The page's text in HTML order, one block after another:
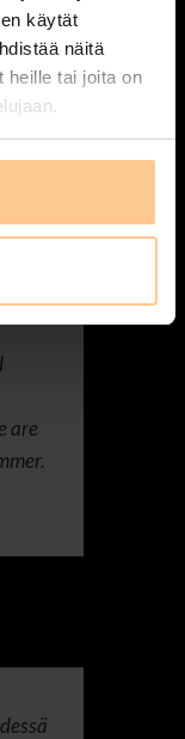
käytät
näitä
heille tai joita on
in
are